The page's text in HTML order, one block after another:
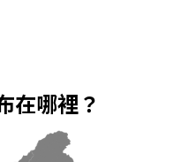
在哪裡？